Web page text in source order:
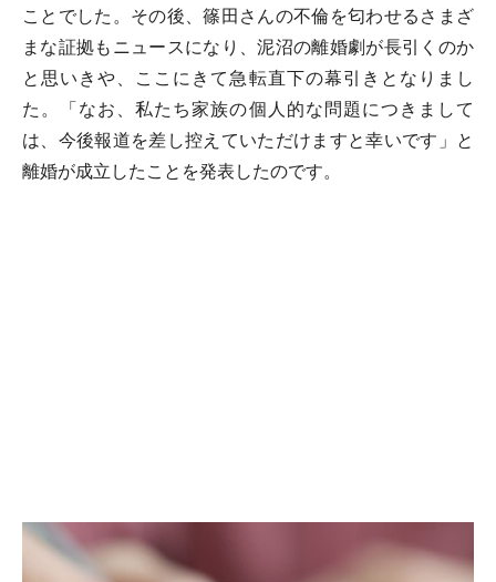
ことでした。その後、篠田さんの不倫を匂わせるさまざ
まな証拠もニュースになり、泥沼の離婚劇が長引くのか
と思いきや、ここにきて急転直下の幕引きとなりまし
た。「なお、私たち家族の個人的な問題につきまして
は、今後報道を差し控えていただけますと幸いです」と
離婚が成立したことを発表したのです。